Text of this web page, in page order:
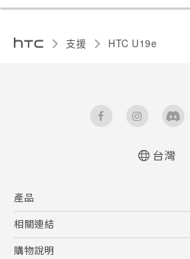
支援 HTC U19e‎
User manual
台灣
產品
5G
智慧型手機
相關連結
HTC Research
購物說明